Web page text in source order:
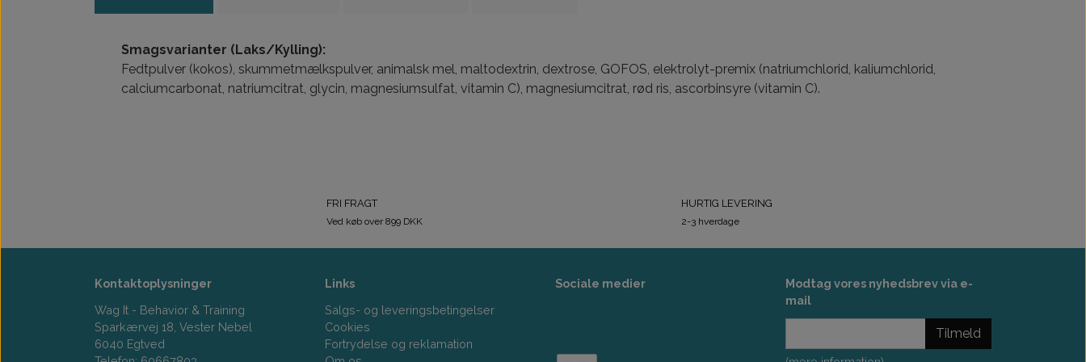
Smagsvarianter (Laks/Kylling):
Fedtpulver (kokos), skummetmælkspulver, animalsk mel, maltodextrin, dextrose, GOFOS, elektrolyt-premix (natriumchlorid, kaliumchlorid,
calciumcarbonat, natriumcitrat, glycin, magnesiumsulfat, vitamin C), magnesiumcitrat, rød ris, ascorbinsyre (vitamin C).
FRI FRAGT
Ved køb over 899 DKK
HURTIG LEVERING
2-3 hverdage
Kontaktoplysninger
Wag It - Behavior & Training
Sparkærvej 18, Vester Nebel
6040 Egtved
Links
Salgs- og leveringsbetingelser
Cookies
Fortrydelse og reklamation
Sociale medier
Modtag vores nyhedsbrev via e-
mail
Tilmeld